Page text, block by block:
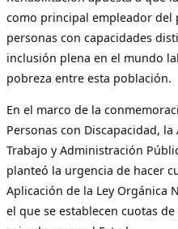
como principal empleador del
personas con capacidades
inclusión plena en el mundo
pobreza entre esta población.
En el marco de la
Personas con Discapacidad,
Trabajo y Administración
planteó la urgencia de hacer
Aplicación de la Ley Orgánica
el que se establecen cuotas